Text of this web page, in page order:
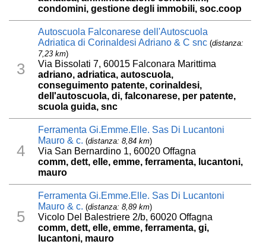
condomini, gestione degli immobili, soc.coop
3
Autoscuola Falconarese dell'Autoscuola
Adriatica di Corinaldesi Adriano & C snc (distanza:
7,23 km)
Via Bissolati 7, 60015 Falconara Marittima
adriano, adriatica, autoscuola,
conseguimento patente, corinaldesi,
dell'autoscuola, di, falconarese, per patente,
scuola guida, snc
4
Ferramenta Gi.Emme.Elle. Sas Di Lucantoni
Mauro & c. (distanza: 8,84 km)
Via San Bernardino 1, 60020 Offagna
comm, dett, elle, emme, ferramenta, lucantoni,
mauro
5
Ferramenta Gi.Emme.Elle. Sas Di Lucantoni
Mauro & c. (distanza: 8,89 km)
Vicolo Del Balestriere 2/b, 60020 Offagna
comm, dett, elle, emme, ferramenta, gi,
lucantoni, mauro